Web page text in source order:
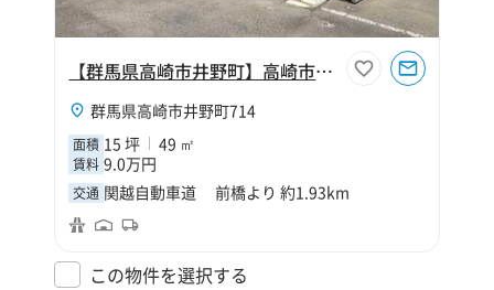
【群馬県高崎市井野町】高崎市井野町15坪倉庫
群馬県高崎市井野町714
面積 15 坪 49 ㎡
賃料 9.0万円
交通 関越自動車道 前橋より 約1.93km
この物件を選択する